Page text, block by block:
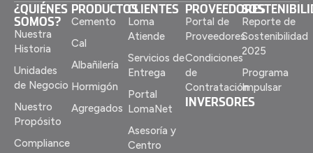
¿QUIÉNES
SOMOS?
Nuestra
Historia
Unidades
de Negocio
Nuestro
Propósito
Compliance
PRODUCTOS
Cemento
Cal
Albañilería
Hormigón
Agregados
CLIENTES
Loma
Atiende
Servicios de
Entrega
Portal
LomaNet
Asesoría y
Centro
PROVEEDORES
Portal de
Proveedores
Condiciones
de
Contratación
INVERSORES
Reporte de
Sostenibilidad
2025
Programa
Impulsar